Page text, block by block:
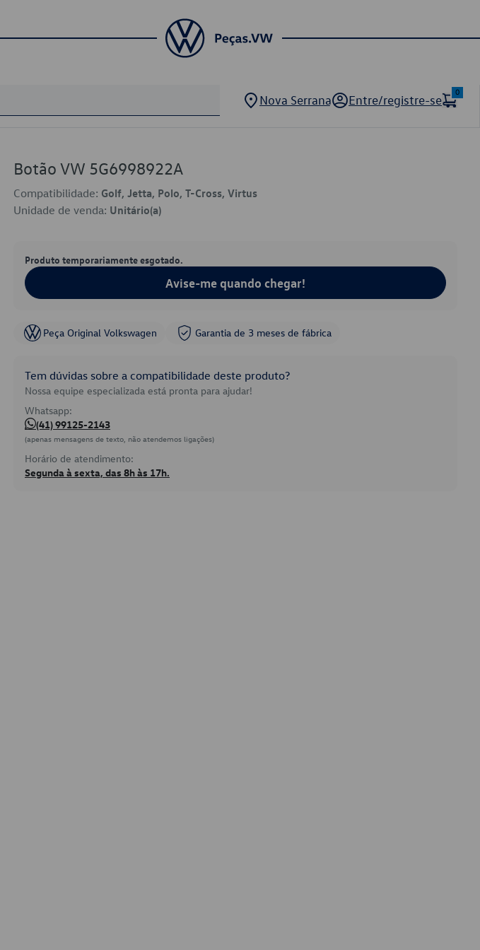
Nova Serrana Entre/registre-se
0
Botão VW 5G6998922A
Compatibilidade: Golf, Jetta, Polo, T-Cross, Virtus
Unidade de venda: Unitário(a)
Produto temporariamente esgotado.
Avise-me quando chegar!
Peça Original Volkswagen Garantia de 3 meses de fábrica
Tem dúvidas sobre a compatibilidade deste produto?
Nossa equipe especializada está pronta para ajudar!
Whatsapp:
(41) 99125-2143
(apenas mensagens de texto, não atendemos ligações)
Horário de atendimento:
Segunda à sexta, das 8h às 17h.